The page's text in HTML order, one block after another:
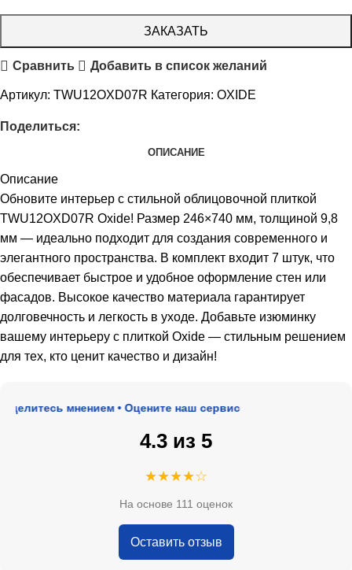
ЗАКАЗАТЬ
Сравнить Добавить в список желаний
Артикул: TWU12OXD07R Категория: OXIDE
Поделиться:
ОПИСАНИЕ
Описание
Обновите интерьер с стильной облицовочной плиткой
TWU12OXD07R Oxide! Размер 246×740 мм, толщиной 9,8
мм — идеально подходит для создания современного и
элегантного пространства. В комплект входит 7 штук, что
обеспечивает быстрое и удобное оформление стен или
фасадов. Высокое качество материала гарантирует
долговечность и легкость в уходе. Добавьте изюминку
вашему интерьеру с плиткой Oxide — стильным решением
для тех, кто ценит качество и дизайн!
мнением • Оцените наш сервис
4.3 из 5
★★★★☆
На основе 111 оценок
Оставить отзыв